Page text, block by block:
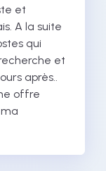
et
A la suite
qui
et
après..
offre